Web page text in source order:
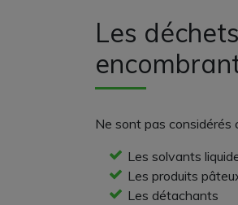
Les
Ne sont pas considérés
Les solvants
Les produits
Les détachants